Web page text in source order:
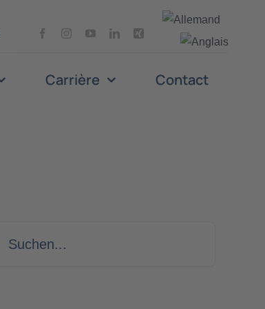
Carrière Contact